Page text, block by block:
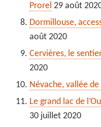
Prorel 29 août
Dormillouse,
août 2020
Cervières, le
2020
Névache, vallée
Le grand lac de
30 juillet 2020